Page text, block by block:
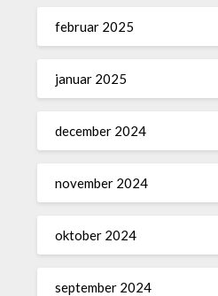
februar 2025
januar 2025
december 2024
november 2024
oktober 2024
september 2024